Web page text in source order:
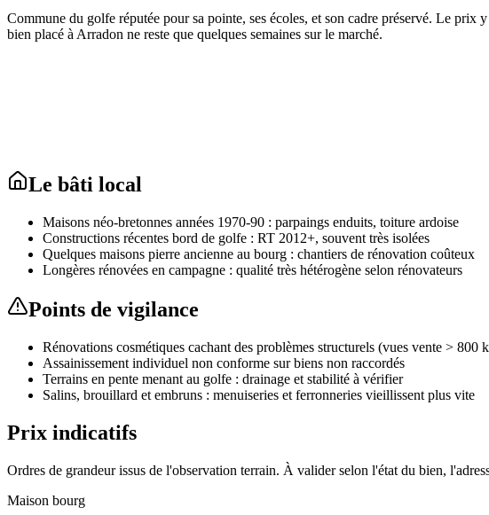
Commune du golfe réputée pour sa pointe, ses écoles, et son cadre préservé. Le
bien placé à Arradon ne reste que quelques semaines sur le marché.
Le bâti local
Maisons néo-bretonnes années 1970-90 : parpaings enduits, toiture ardoise
Constructions récentes bord de golfe : RT 2012+, souvent très isolées
Quelques maisons pierre ancienne au bourg : chantiers de rénovation coûteux
Longères rénovées en campagne : qualité très hétérogène selon rénovateurs
Points de vigilance
Rénovations cosmétiques cachant des problèmes structurels (vues vente > 800
Assainissement individuel non conforme sur biens non raccordés
Terrains en pente menant au golfe : drainage et stabilité à vérifier
Salins, brouillard et embruns : menuiseries et ferronneries vieillissent plus vite
Prix indicatifs
Ordres de grandeur issus de l'observation terrain. À valider selon l'état du bien,
Maison bourg